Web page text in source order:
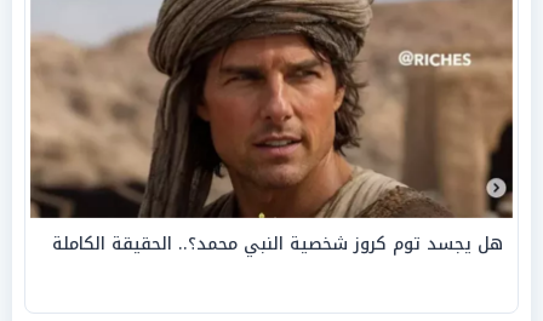
هل يجسد توم كروز شخصية النبي محمد؟.. الحقيقة الكاملة